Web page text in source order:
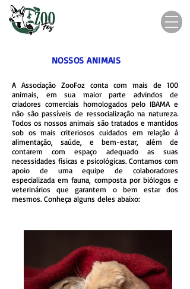
NOSSOS ANIMAIS
A Associação ZooFoz conta com mais de 100
animais, em sua maior parte advindos de
criadores comerciais homologados pelo IBAMA e
não são passíveis de ressocialização na natureza.
Todos os nossos animais são tratados e mantidos
sob os mais criteriosos cuidados em relação à
alimentação, saúde, e bem-estar, além de
contarem com espaço adequado as suas
necessidades físicas e psicológicas. Contamos com
apoio de uma equipe de colaboradores
especializada em fauna, composta por biólogos e
veterinários que garantem o bem estar dos
mesmos. Conheça alguns deles abaixo: